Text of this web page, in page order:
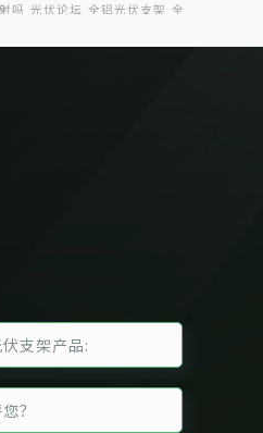
吗 光伏论坛 全铝光伏支架 全
农棚光伏支架 农棚光
业光伏支架
杆电价 标杆电价政策 法国
会